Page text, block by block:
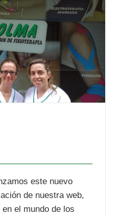
este nuevo
de nuestra web,
el mundo de los